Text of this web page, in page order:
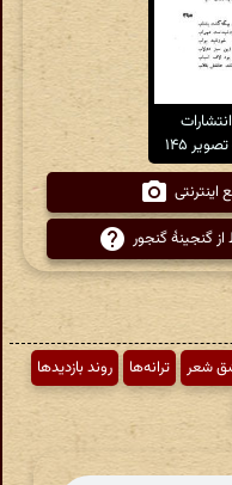
اینترنتی
گنجینهٔ گنجور
شعر ترانه‌ها
روند بازدیدها